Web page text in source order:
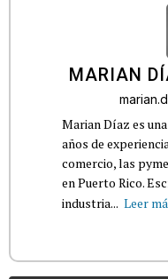
MARIAN
Marian Díaz es
años de
comercio, las
en Puerto Rico.
industria... Leer